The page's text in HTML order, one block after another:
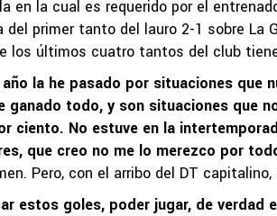
en la cual es requerido por el
del primer tanto del lauro 2-1 sobre La
los últimos cuatro tantos del club
la he pasado por situaciones que
ganado todo, y son situaciones que
ciento. No estuve en la
que creo no me lo merezco por
Pero, con el arribo del DT
estos goles, poder jugar, de verdad